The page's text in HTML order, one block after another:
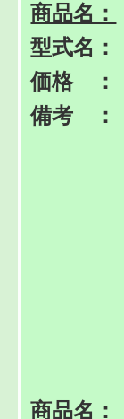
商品名：
型式名：
価格 ：
備考 ：
商品名：